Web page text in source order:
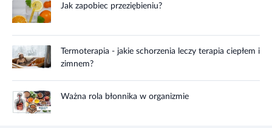
Jak zapobiec przeziębieniu?
Termoterapia - jakie schorzenia leczy terapia ciepłem i
zimnem?
Ważna rola błonnika w organizmie